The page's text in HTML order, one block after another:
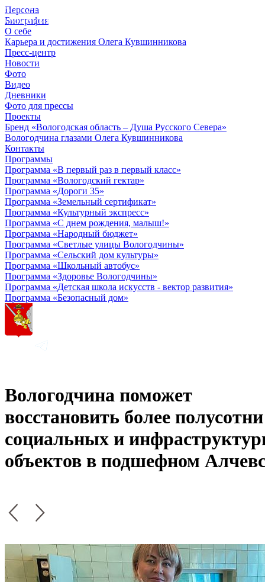
Персона
Биография
О себе
Карьера и достижения Олега Кувшинникова
Пресс-центр
Новости
Фото
Видео
Дневники
Фото для прессы
Проекты
Бренд «Вологодская область – Душа Русского Севера»
Вологодчина глазами Олега Кувшинникова
Контакты
Программы
Программа «В первый раз в первый класс»
Программа «Вологодский гектар»
Программа «Дороги 35»
Программа «Земельный сертификат»
Программа «Культурный экспресс»
Программа «С днем рождения, малыш!»
Программа «Народный бюджет»
Программа «Светлые улицы Вологодчины»
Программа «Сельский дом культуры»
Программа «Школьный автобус»
Программа «Здоровье Вологодчины»
Программа «Детская школа искусств - вектор развития»
Программа «Безопасный дом»
Вологодчина поможет
восстановить более полусотни
социальных и
объектов в подшефном
© 2012 - 2023,
КУВШИННИКОВ О.А.